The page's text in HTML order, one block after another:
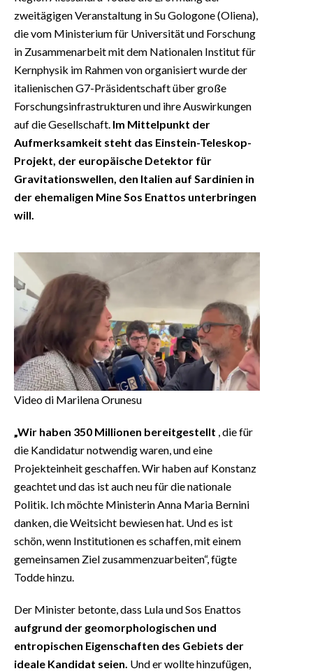
SPIAGGE
STORE
zweitägigen Veranstaltung in Su Gologone (Oliena),
die vom Ministerium für Universität und Forschung
in Zusammenarbeit mit dem Nationalen Institut für
Kernphysik im Rahmen von organisiert wurde der
italienischen G7-Präsidentschaft über große
Forschungsinfrastrukturen und ihre Auswirkungen
auf die Gesellschaft. Im Mittelpunkt der
Aufmerksamkeit steht das Einstein-Teleskop-
Projekt, der europäische Detektor für
Gravitationswellen, den Italien auf Sardinien in
der ehemaligen Mine Sos Enattos unterbringen
will.
Video di Marilena Orunesu
„Wir haben 350 Millionen bereitgestellt , die für
die Kandidatur notwendig waren, und eine
Projekteinheit geschaffen. Wir haben auf Konstanz
geachtet und das ist auch neu für die nationale
Politik. Ich möchte Ministerin Anna Maria Bernini
danken, die Weitsicht bewiesen hat. Und es ist
schön, wenn Institutionen es schaffen, mit einem
gemeinsamen Ziel zusammenzuarbeiten“, fügte
Todde hinzu.
Der Minister betonte, dass Lula und Sos Enattos
aufgrund der geomorphologischen und
entropischen Eigenschaften des Gebiets der
ideale Kandidat seien. Und er wollte hinzufügen,